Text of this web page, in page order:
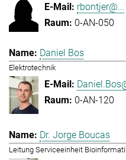
rbontjer@...
0-AN-050
Daniel Bos
Elektrotechnik
0-AN-120
Dr. Jorge Boucas
Leitung Serviceeinheit